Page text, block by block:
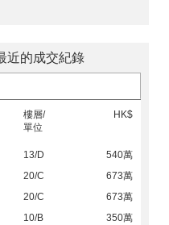
近的成交紀錄
樓層/
單位
HK$
13/D
540萬
20/C
673萬
20/C
673萬
10/B
350萬